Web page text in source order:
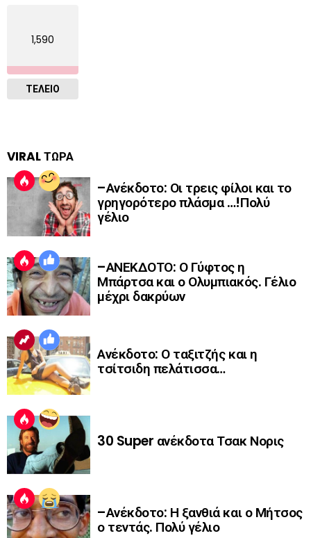
1,590
ΤΕΛΕΙΟ
VIRAL ΤΩΡΑ
–Ανέκδοτο: Οι τρεις φίλοι και το
γρηγορότερο πλάσμα …!Πολύ
γέλιο
–ΑΝΕΚΔΟΤΟ: Ο Γύφτος η
Μπάρτσα και ο Ολυμπιακός. Γέλιο
μέχρι δακρύων
Ανέκδοτο: Ο ταξιτζής και η
τσίτσιδη πελάτισσα…
30 Super ανέκδοτα Τσακ Νορις
–Ανέκδοτο: Η ξανθιά και ο Μήτσος
ο τεντάς. Πολύ γέλιο